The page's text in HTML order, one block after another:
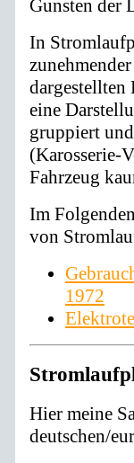
Gunsten der
In
dargestellten
eine
gruppiert
(Karosserie-
Fahrzeug
Im
von
1972
Hier meine
deutschen/